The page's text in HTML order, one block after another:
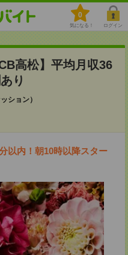
0
気になる！ ログイン
高松】平均月収36
り
ション）
以内！朝10時以降スター